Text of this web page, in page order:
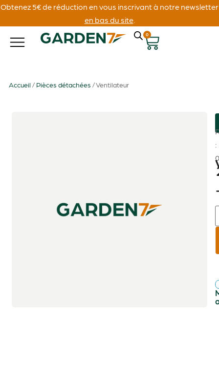
Obtenez 5€ de réduction en vous inscrivant à notre newsletter
en bas du site.
0
Accueil / Pièces détachées / Ventilateur
: